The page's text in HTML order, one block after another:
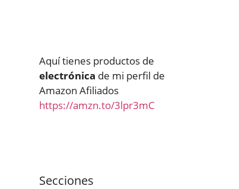
Aquí tienes productos de
electrónica de mi perfil de
Amazon Afiliados
https://amzn.to/3lpr3mC
Secciones